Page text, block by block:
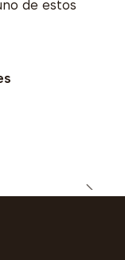
de estos